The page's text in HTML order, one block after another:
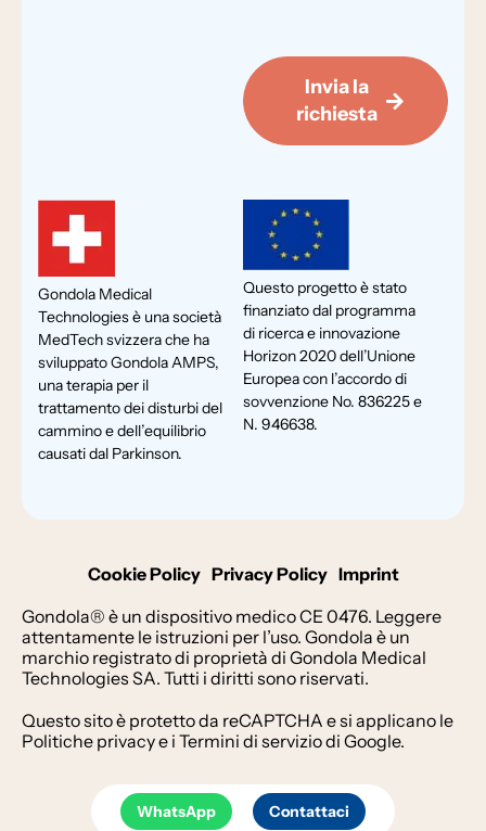
Invia la
richiesta
Gondola Medical
Technologies è una società
MedTech svizzera che ha
sviluppato Gondola AMPS,
una terapia per il
trattamento dei disturbi del
cammino e dell’equilibrio
causati dal Parkinson.
Questo progetto è stato
finanziato dal programma
di ricerca e innovazione
Horizon 2020 dell’Unione
Europea con l’accordo di
sovvenzione No. 836225 e
N. 946638.
Cookie Policy Privacy Policy Imprint
Gondola® è un dispositivo medico CE 0476. Leggere
attentamente le istruzioni per l’uso. Gondola è un
marchio registrato di proprietà di Gondola Medical
Technologies SA. Tutti i diritti sono riservati.
Questo sito è protetto da reCAPTCHA e si applicano le
Politiche privacye i Termini di serviziodi Google.
WhatsApp Contattaci